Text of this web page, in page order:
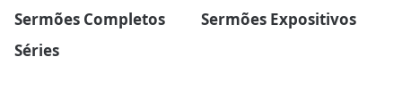
Sermões Completos
Sermões Expositivos
Séries